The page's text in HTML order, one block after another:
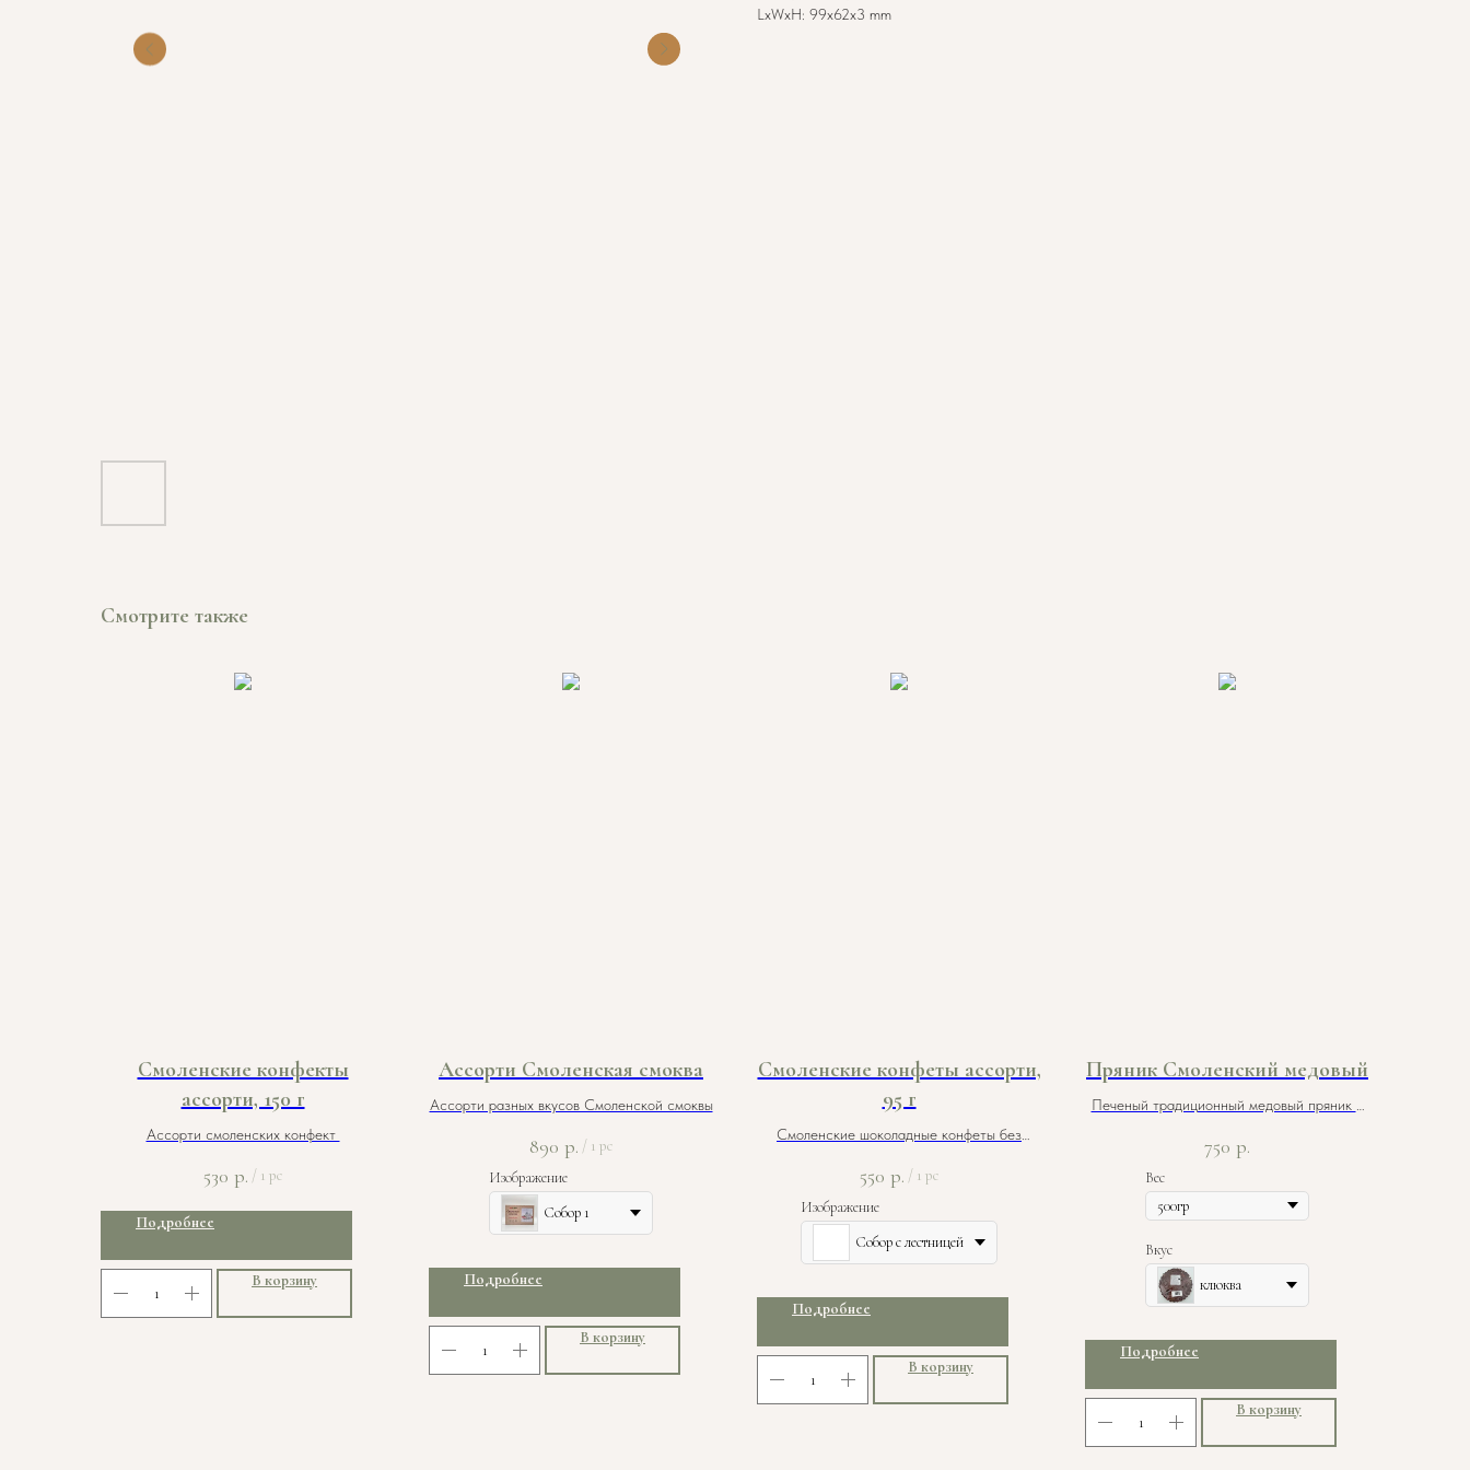
LxWxH: 99x62x3 mm
Смотрите также
Смоленские конфекты
ассорти, 150 г
Ассорти смоленских конфект
530 р. / 1 pc
Подробнее
В корзину
Ассорти Смоленская смоква
Ассорти разных вкусов Смоленской смоквы
890 р. / 1 pc
Изображение
Собор 1
Подробнее
В корзину
Смоленские конфеты ассорти,
95 г
Смоленские шоколадные конфеты без
550 р. / 1 pc
Изображение
Собор с лестницей
Подробнее
В корзину
Пряник Смоленский медовый
Печеный традиционный медовый пряник с
А. Е. (Экослада)
750 р.
Вес
Вкус
клюква
Подробнее
В корзину